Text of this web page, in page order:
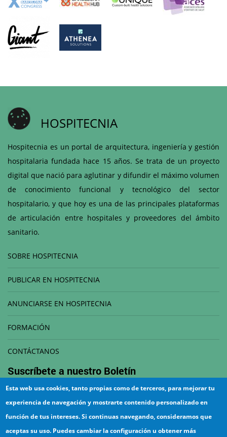
HOSPITECNIA
Hospitecnia es un portal de arquitectura, ingeniería y gestión
hospitalaria fundada hace 15 años. Se trata de un proyecto
digital que nació para aglutinar y difundir el máximo volumen
de conocimiento funcional y tecnológico del sector
hospitalario, y que hoy es una de las principales plataformas
de articulación entre hospitales y proveedores del ámbito
sanitario.
SOBRE HOSPITECNIA
PUBLICAR EN HOSPITECNIA
ANUNCIARSE EN HOSPITECNIA
FORMACIÓN
CONTÁCTANOS
Suscríbete a nuestro Boletín
Esta web usa cookies, tanto propias como de terceros, para mejorar tu
experiencia de navegación y mostrarte contenido personalizado en
función de tus intereses. Si continuas navegando, consideramos que
aceptas su uso. Puedes cambiar la configuración u obtener más